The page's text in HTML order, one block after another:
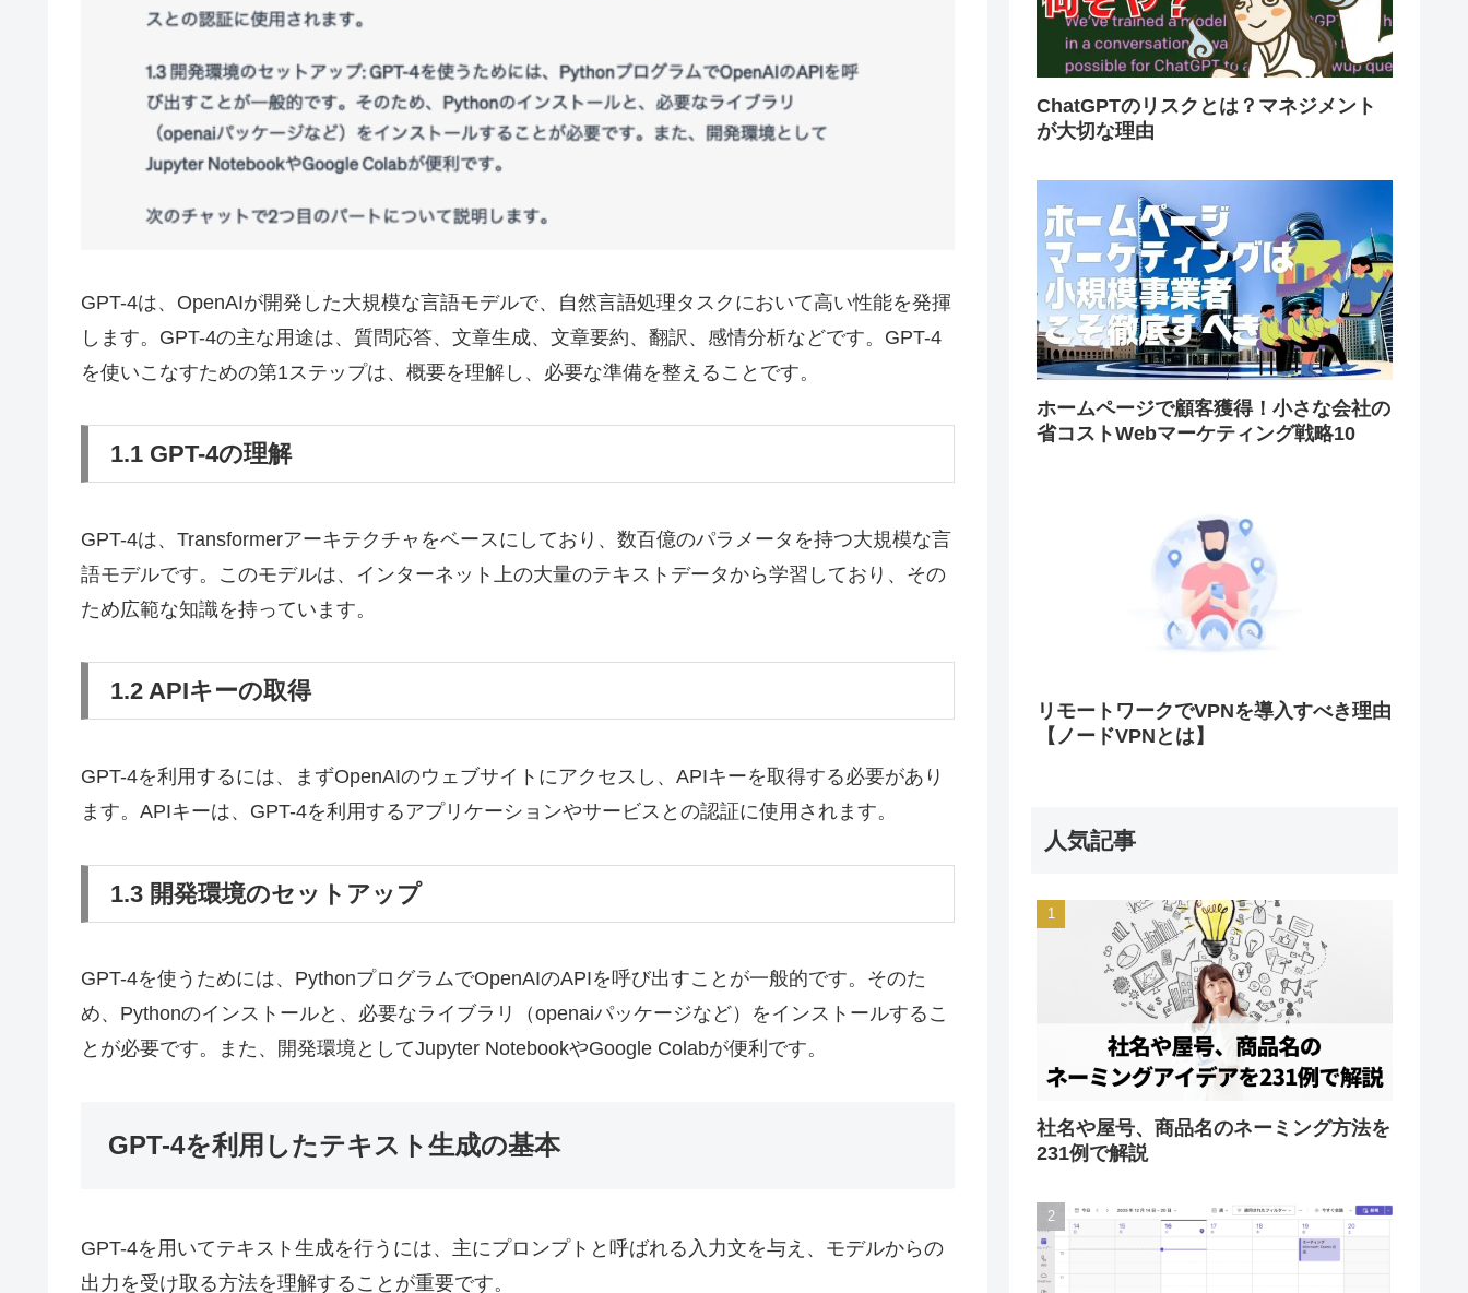
GPT-4は、OpenAIが開発した大規模な言語モデルで、自然言語処理タスクにおいて高い性能を発揮
します。GPT-4の主な用途は、質問応答、文章生成、文章要約、翻訳、感情分析などです。GPT-4
を使いこなすための第1ステップは、概要を理解し、必要な準備を整えることです。
1.1 GPT-4の理解
GPT-4は、Transformerアーキテクチャをベースにしており、数百億のパラメータを持つ大規模な言
語モデルです。このモデルは、インターネット上の大量のテキストデータから学習しており、その
ため広範な知識を持っています。
1.2 APIキーの取得
GPT-4を利用するには、まずOpenAIのウェブサイトにアクセスし、APIキーを取得する必要があり
ます。APIキーは、GPT-4を利用するアプリケーションやサービスとの認証に使用されます。
1.3 開発環境のセットアップ
GPT-4を使うためには、PythonプログラムでOpenAIのAPIを呼び出すことが一般的です。そのた
め、Pythonのインストールと、必要なライブラリ（openaiパッケージなど）をインストールするこ
とが必要です。また、開発環境としてJupyter NotebookやGoogle Colabが便利です。
GPT-4を利用したテキスト生成の基本
GPT-4を用いてテキスト生成を行うには、主にプロンプトと呼ばれる入力文を与え、モデルからの
出力を受け取る方法を理解することが重要です。
ChatGPTのリスクとは？マネジメント
が大切な理由
ホームページで顧客獲得！小さな会社の
省コストWebマーケティング戦略10
リモートワークでVPNを導入すべき理由
【ノードVPNとは】
人気記事
社名や屋号、商品名のネーミング方法を
231例で解説